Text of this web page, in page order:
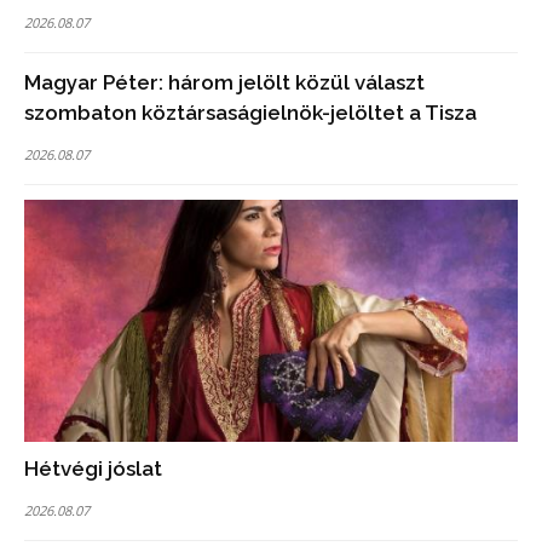
2026.08.07
Magyar Péter: három jelölt közül választ
szombaton köztársaságielnök-jelöltet a Tisza
2026.08.07
Hétvégi jóslat
2026.08.07